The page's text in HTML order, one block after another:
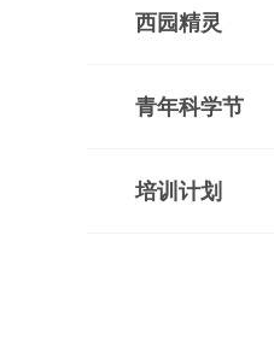
西园精灵
青年科学节
培训计划